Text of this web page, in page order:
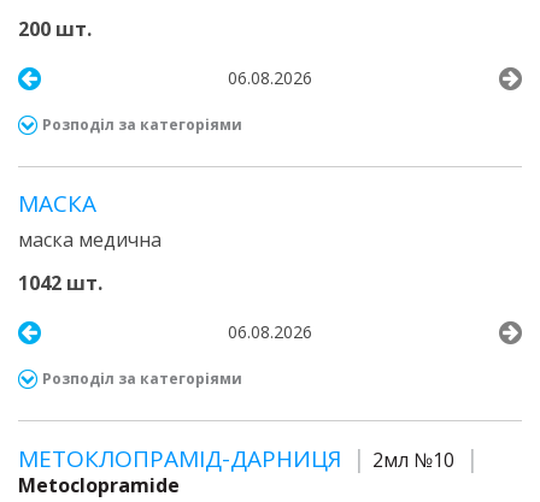
200 шт.
06.08.2026
Розподіл за категоріями
МАСКА
маска медична
1042 шт.
06.08.2026
Розподіл за категоріями
МЕТОКЛОПРАМІД-ДАРНИЦЯ
2мл №10
Metoclopramide